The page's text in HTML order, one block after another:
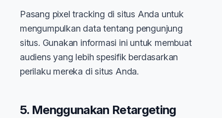
Pasang pixel tracking di situs Anda untuk
mengumpulkan data tentang pengunjung
situs. Gunakan informasi ini untuk membuat
audiens yang lebih spesifik berdasarkan
perilaku mereka di situs Anda.
5. Menggunakan Retargeting